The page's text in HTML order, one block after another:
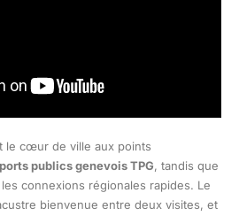
le cœur de ville aux points
publics genevois TPG, tandis que
connexions régionales rapides. Le
bienvenue entre deux visites, et